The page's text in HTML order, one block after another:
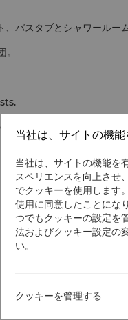
バスタブとシャワールー
12 years old.
当社は、サイトの機能
当社は、サイトの機能を
スペリエンスを向上させ
でクッキーを使用します
使用に同意したことにな
つでもクッキーの設定を
法およびクッキー設定の
い。
クッキーを管理する